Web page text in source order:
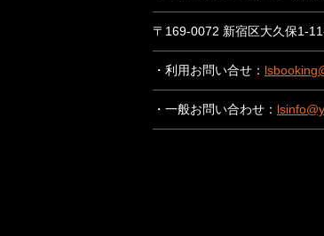
〒169-0072 新宿区大久保1-
・利用お問い合せ：
・一般お問い合わせ：